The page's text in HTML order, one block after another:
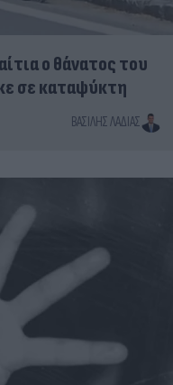
ο θάνατος του
σε καταψύκτη
ΒΑΣΊΛΗΣ ΛΑΔΙΆΣ